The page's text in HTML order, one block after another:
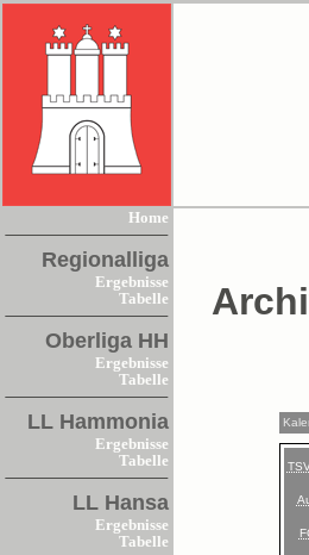
Home
Regionalliga
Ergebnisse
Tabelle
Oberliga HH
Ergebnisse
Tabelle
LL Hammonia
Ergebnisse
Tabelle
LL Hansa
Ergebnisse
Tabelle